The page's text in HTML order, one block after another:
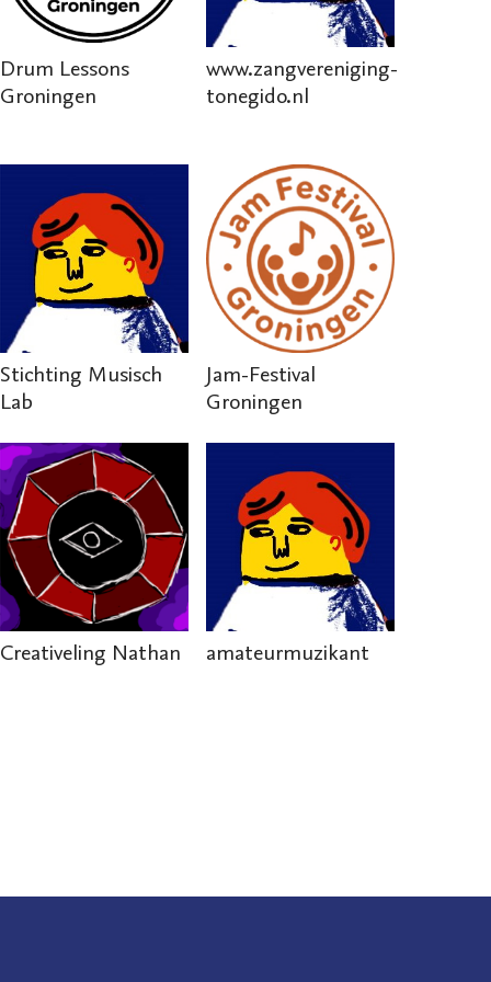
Drum Lessons
Groningen
www.zangvereniging-
tonegido.nl
Stichting Musisch
Lab
Jam-Festival
Groningen
Creativeling Nathan amateurmuzikant